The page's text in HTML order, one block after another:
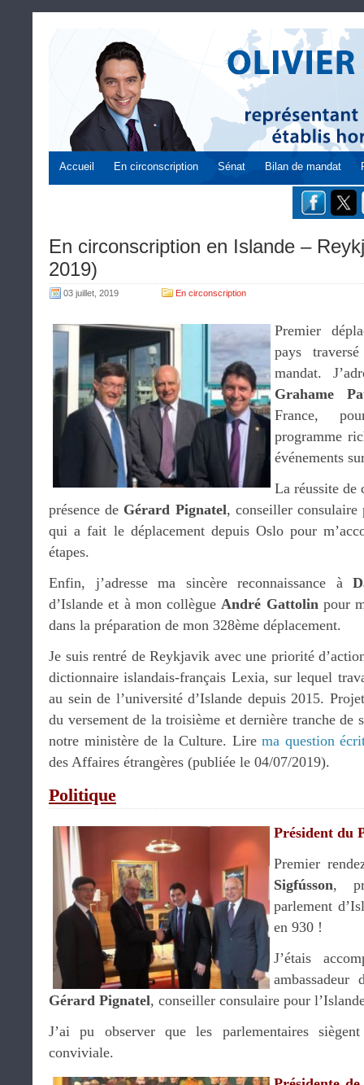
Accueil En circonscription Sénat Bilan de mandat
En circonscription en Islande –
2019)
03 juillet, 2019 En circonscription
Premier
pays
mandat.
Grahame
France,
programme
événements
La réussite de
présence de Gérard Pignatel, conseiller consulaire
qui a fait le déplacement depuis Oslo pour
étapes.
Enfin, j’adresse ma sincère reconnaissance à
d’Islande et à mon collègueAndré Gattolin pour
dans la préparation de mon 328ème déplacement.
Je suis rentré de Reykjavik avec une priorité
dictionnaire islandais-français Lexia, sur lequel
au sein de l’université d’Islande depuis 2015.
du versement de la troisième et dernière tranche de
notre ministère de la Culture. Lirema question
des Affaires étrangères (publiée le 04/07/2019).
Politique
Président du
Premier
Sigfússon,
parlement
en 930 !
J’étais
Gérard Pignatel, conseiller consulaire pour
J’ai pu observer que les parlementaires
conviviale.